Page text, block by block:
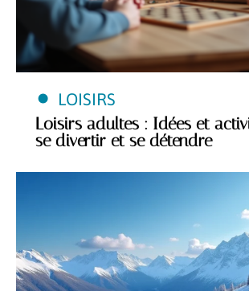
LOISIRS
Loisirs adultes : Idées et
se divertir et se détendre